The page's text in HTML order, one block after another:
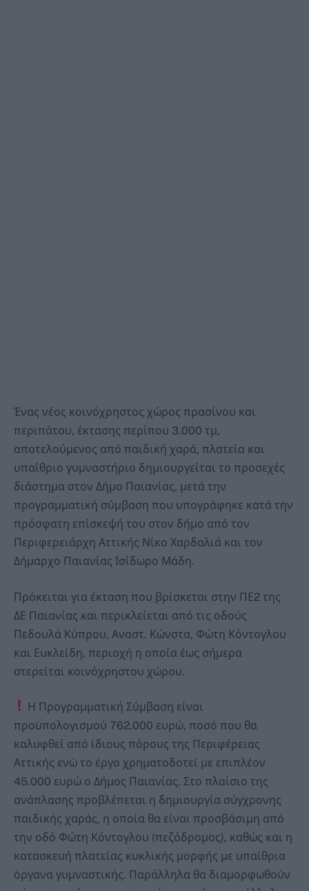
Ένας νέος κοινόχρηστος χώρος πρασίνου και
περιπάτου, έκτασης περίπου 3.000 τμ,
αποτελούμενος από παιδική χαρά, πλατεία και
υπαίθριο γυμναστήριο δημιουργείται το προσεχές
διάστημα στον Δήμο Παιανίας, μετά την
προγραμματική σύμβαση που υπογράφηκε κατά την
πρόσφατη επίσκεψή του στον δήμο από τον
Περιφερειάρχη Αττικής Νίκο Χαρδαλιά και τον
Δήμαρχο Παιανίας Ισίδωρο Μάδη.
Πρόκειται για έκταση που βρίσκεται στην ΠΕ2 της
ΔΕ Παιανίας και περικλείεται από τις οδούς
Πεδουλά Κύπρου, Αναστ. Κώνστα, Φώτη Κόντογλου
και Ευκλείδη, περιοχή η οποία έως σήμερα
στερείται κοινόχρηστου χώρου.
Η Προγραμματική Σύμβαση είναι
προϋπολογισμού 762.000 ευρώ, ποσό που θα
καλυφθεί από ίδιους πόρους της Περιφέρειας
Αττικής ενώ το έργο χρηματοδοτεί με επιπλέον
45.000 ευρώ ο Δήμος Παιανίας. Στο πλαίσιο της
ανάπλασης προβλέπεται η δημιουργία σύγχρονης
παιδικής χαράς, η οποία θα είναι προσβάσιμη από
την οδό Φώτη Κόντογλου (πεζόδρομος), καθώς και η
κατασκευή πλατείας κυκλικής μορφής με υπαίθρια
όργανα γυμναστικής. Παράλληλα θα διαμορφωθούν